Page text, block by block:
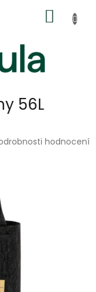
KOŠÍK
56L
hodnocení